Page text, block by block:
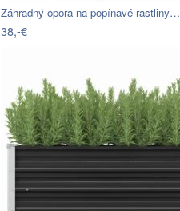
Záhradný opora na popínavé rastliny…
38,-€